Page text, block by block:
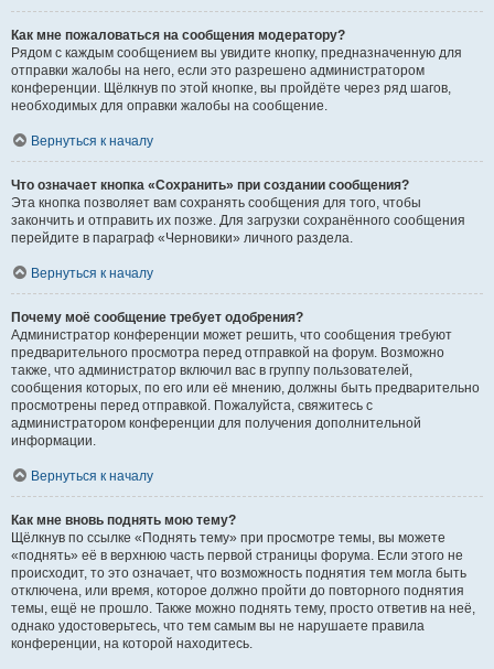
Как мне пожаловаться на сообщения модератору?
Рядом с каждым сообщением вы увидите кнопку, предназначенную для
отправки жалобы на него, если это разрешено администратором
конференции. Щёлкнув по этой кнопке, вы пройдёте через ряд шагов,
необходимых для оправки жалобы на сообщение.
Вернуться к началу
Что означает кнопка «Сохранить» при создании сообщения?
Эта кнопка позволяет вам сохранять сообщения для того, чтобы
закончить и отправить их позже. Для загрузки сохранённого сообщения
перейдите в параграф «Черновики» личного раздела.
Вернуться к началу
Почему моё сообщение требует одобрения?
Администратор конференции может решить, что сообщения требуют
предварительного просмотра перед отправкой на форум. Возможно
также, что администратор включил вас в группу пользователей,
сообщения которых, по его или её мнению, должны быть предварительно
просмотрены перед отправкой. Пожалуйста, свяжитесь с
администратором конференции для получения дополнительной
информации.
Вернуться к началу
Как мне вновь поднять мою тему?
Щёлкнув по ссылке «Поднять тему» при просмотре темы, вы можете
«поднять» её в верхнюю часть первой страницы форума. Если этого не
происходит, то это означает, что возможность поднятия тем могла быть
отключена, или время, которое должно пройти до повторного поднятия
темы, ещё не прошло. Также можно поднять тему, просто ответив на неё,
однако удостоверьтесь, что тем самым вы не нарушаете правила
конференции, на которой находитесь.